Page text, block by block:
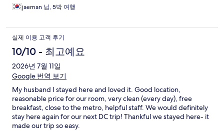
jaeman 님, 5박 여행
실제 이용 고객 후기
10/10 - 최고예요
2026년 7월 11일
Google 번역 보기
My husband I stayed here and loved it. Good location,
reasonable price for our room, very clean (every day), free
breakfast, close to the metro, helpful staff. We would definitely
stay here again for our next DC trip! Thankful we stayed here- it
made our trip so easy.